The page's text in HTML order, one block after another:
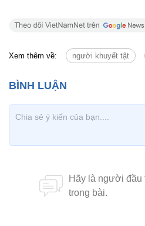
Xem thêm về: người khuyết tật